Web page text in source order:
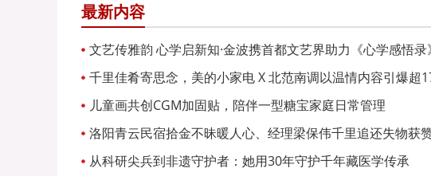
最新内容
文艺传雅韵 心学启新知·金波携首都文艺界助力《心学感悟
千里佳肴寄思念，美的小家电 X 北范南调以温情内容引爆超
儿童画共创CGM加固贴，陪伴一型糖宝家庭日常管理
洛阳青云民宿拾金不昧暖人心、经理梁保伟千里追还失物获
从科研尖兵到非遗守护者：她用30年守护千年藏医学传承